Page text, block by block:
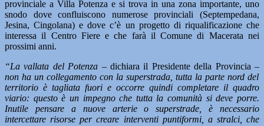
provinciale a Villa Potenza e si trova in una zona importante, uno
snodo dove confluiscono numerose provinciali (Septempedana,
Jesina, Cingolana) e dove c’è un progetto di riqualificazione che
interessa il Centro Fiere e che farà il Comune di Macerata nei
prossimi anni.
“La vallata del Potenza – dichiara il Presidente della Provincia –
non ha un collegamento con la superstrada, tutta la parte nord del
territorio è tagliata fuori e occorre quindi completare il quadro
viario: questo è un impegno che tutta la comunità si deve porre.
Inutile pensare a nuove arterie o superstrade, è necessario
intercettare risorse per creare interventi puntiformi, a stralci, che